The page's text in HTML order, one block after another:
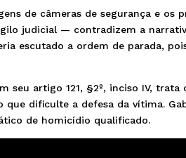
de câmeras de segurança e os
judicial — contradizem a
escutado a ordem de parada,
seu artigo 121, §2º, inciso IV,
que dificulte a defesa da vítima.
de homicídio qualificado.